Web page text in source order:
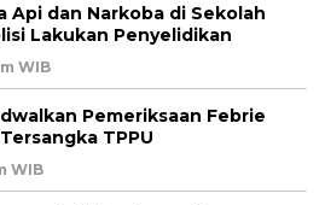
Api dan Narkoba di Sekolah
Lakukan Penyelidikan
WIB
Pemeriksaan Febrie
TPPU
WIB